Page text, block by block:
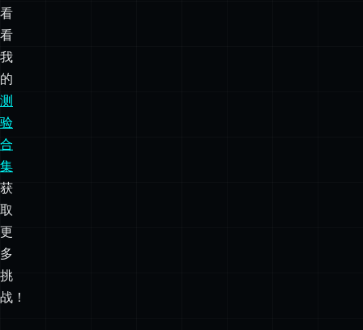
看
看
我
的
测
验
合
集
获
取
更
多
挑
战！